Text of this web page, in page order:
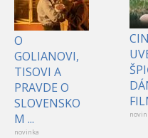
O
GOLIANOVI,
TISOVI A
PRAVDE O
SLOVENSKO
M ...
novinka